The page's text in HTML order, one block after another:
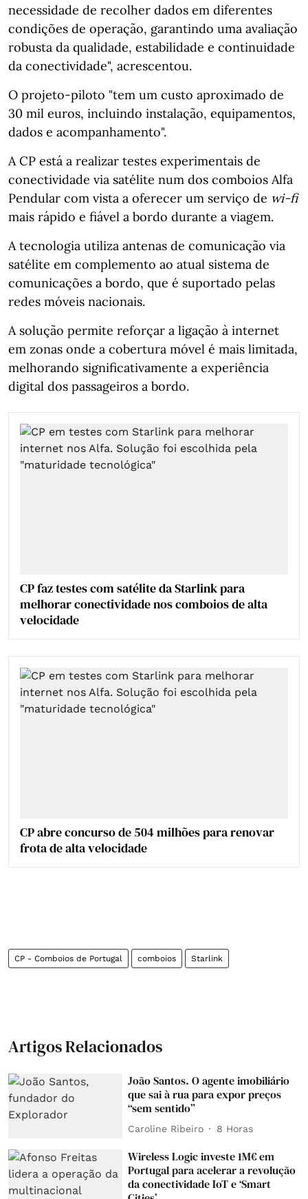
necessidade de recolher dados em diferentes
condições de operação, garantindo uma avaliação
robusta da qualidade, estabilidade e continuidade
da conectividade", acrescentou.
O projeto-piloto "tem um custo aproximado de
30 mil euros, incluindo instalação, equipamentos,
dados e acompanhamento".
A CP está a realizar testes experimentais de
conectividade via satélite num dos comboios Alfa
Pendular com vista a oferecer um serviço de wi-fi
mais rápido e fiável a bordo durante a viagem.
A tecnologia utiliza antenas de comunicação via
satélite em complemento ao atual sistema de
comunicações a bordo, que é suportado pelas
redes móveis nacionais.
A solução permite reforçar a ligação à internet
em zonas onde a cobertura móvel é mais limitada,
melhorando significativamente a experiência
digital dos passageiros a bordo.
CP faz testes com satélite da Starlink para
melhorar conectividade nos comboios de alta
velocidade
CP abre concurso de 504 milhões para renovar
frota de alta velocidade
CP - Comboios de Portugal comboios Starlink
Artigos Relacionados
João Santos. O agente imobiliário
que sai à rua para expor preços
“sem sentido”
Caroline Ribeiro 8 Horas
Wireless Logic investe 1M€ em
Portugal para acelerar a revolução
da conectividade IoT e ‘Smart